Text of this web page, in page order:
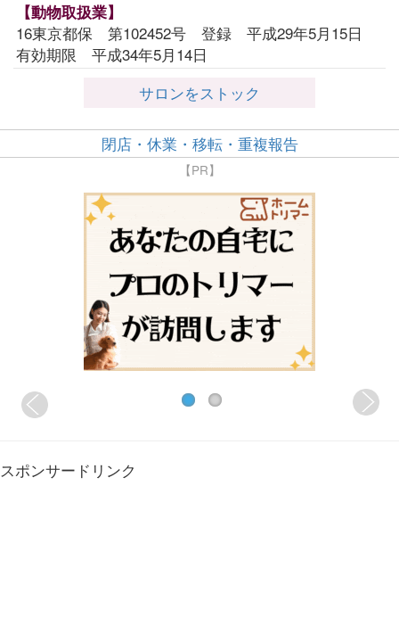
【動物取扱業】
16東京都保 第102452号 登録 平成29年5月15日
有効期限 平成34年5月14日
サロンをストック
閉店・休業・移転・重複報告
【PR】
スポンサードリンク